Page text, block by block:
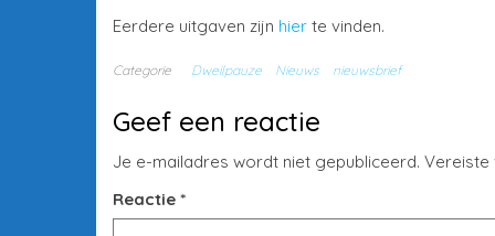
Eerdere uitgaven zijn hier te vinden.
Categorie Dweilpauze Nieuws nieuwsbrief
Geef een reactie
Je e-mailadres wordt niet gepubliceerd. Vereiste
Reactie *